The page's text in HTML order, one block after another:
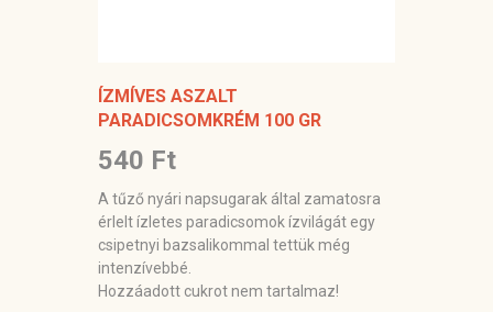
ÍZMÍVES ASZALT
PARADICSOMKRÉM 100 GR
540 Ft
A tűző nyári napsugarak által zamatosra
érlelt ízletes paradicsomok ízvilágát egy
csipetnyi bazsalikommal tettük még
intenzívebbé.
Hozzáadott cukrot nem tartalmaz!